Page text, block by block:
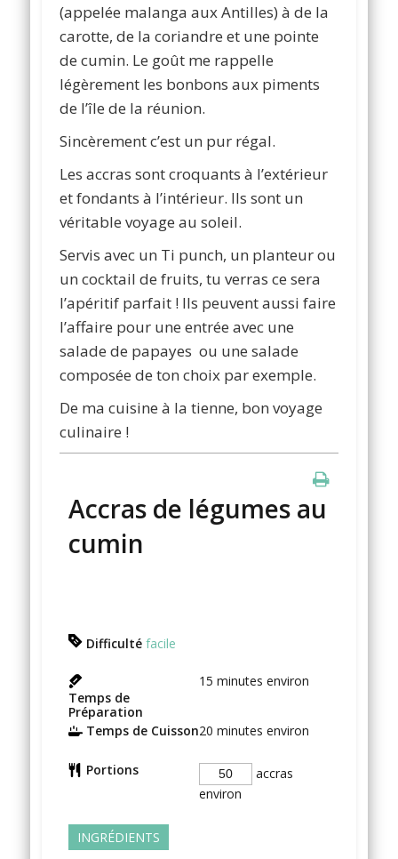
(appelée malanga aux Antilles) à de la
carotte, de la coriandre et une pointe
de cumin. Le goût me rappelle
légèrement les bonbons aux piments
de l’île de la réunion.
Sincèrement c’est un pur régal.
Les accras sont croquants à l’extérieur
et fondants à l’intérieur. Ils sont un
véritable voyage au soleil.
Servis avec un Ti punch, un planteur ou
un cocktail de fruits, tu verras ce sera
l’apéritif parfait ! Ils peuvent aussi faire
l’affaire pour une entrée avec une
salade de papayes ou une salade
composée de ton choix par exemple.
De ma cuisine à la tienne, bon voyage
culinaire !
Accras de légumes au
cumin
Difficulté facile
Temps de
Préparation
15 minutes environ
Temps de Cuisson20 minutes environ
Portions
accras
environ
INGRÉDIENTS